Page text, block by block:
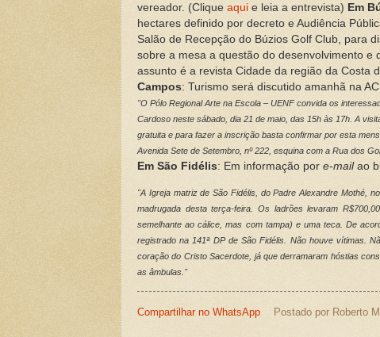
vereador. (Clique aqui e leia a entrevista) Em
hectares definido por decreto e Audiência
Salão de Recepção do Búzios Golf Club, para
sobre a mesa a questão do desenvolvimento
assunto é a revista Cidade da região da Costa
Campos: Turismo será discutido amanhã na
"O Pólo Regional Arte na Escola – UENF convida os
Cardoso neste sábado, dia 21 de maio, das 15h às 17h. A
gratuita e para fazer a inscrição basta confirmar por esta
Avenida Sete de Setembro, nº 222, esquina com a Rua dos
Em São Fidélis: Em informação por e-mailao
"A Igreja matriz de São Fidélis, do Padre Alexandre Mothé,
madrugada desta terça-feira. Os ladrões levaram
semelhante ao cálice, mas com tampa) e uma teca. De
registrado na 141ª DP de São Fidélis. Não houve vítimas.
coração do Cristo Sacerdote, já que derramaram hóstias
as âmbulas."
Compartilhar no WhatsApp Postado por Roberto